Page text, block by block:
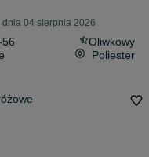
04 sierpnia 2026
56
Oliwkowy
Poliester